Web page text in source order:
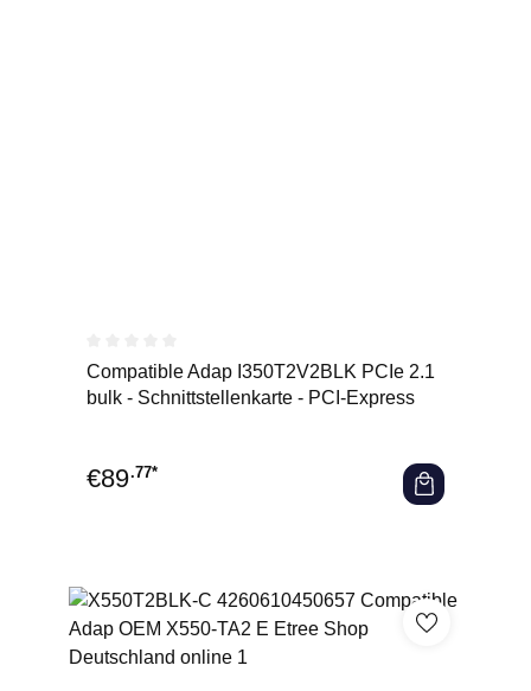
Durchschnittliche Bewertung von 0 von 5 Sternen
Compatible Adap I350T2V2BLK PCIe 2.1
bulk - Schnittstellenkarte - PCI-Express
€89.77*